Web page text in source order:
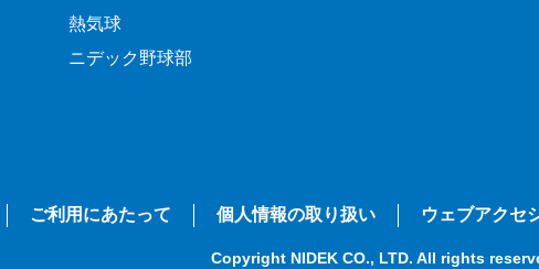
熱気球
ニデック野球部
ご利用にあたって 個人情報の取り扱い ウェブアクセ
Copyright NIDEK CO., LTD. All rights